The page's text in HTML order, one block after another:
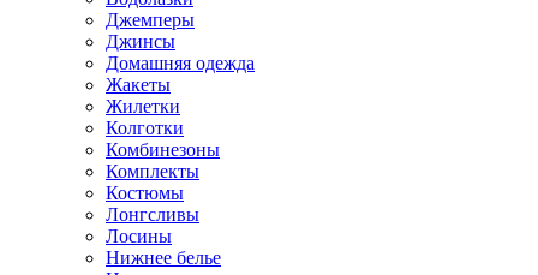
Джемперы
Джинсы
Домашняя одежда
Жакеты
Жилетки
Колготки
Комбинезоны
Комплекты
Костюмы
Лонгсливы
Лосины
Нижнее белье